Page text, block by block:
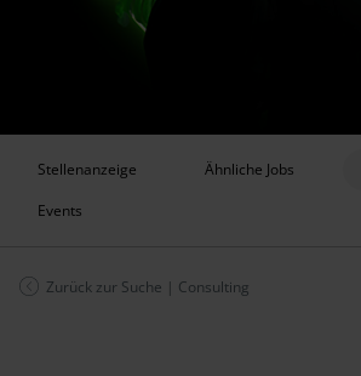
Stellenanzeige Ähnliche Jobs
Events
Zurück zur Suche | Consulting